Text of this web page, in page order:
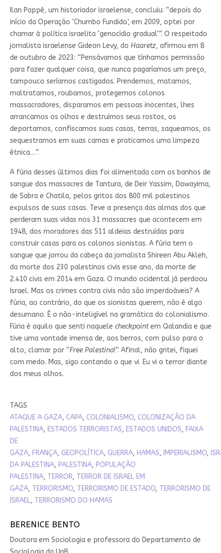
Ilan Pappé, um historiador israelense, concluiu: “depois do
início da Operação ‘Chumbo Fundido’, em 2009, optei por
chamar à política israelita ‘genocídio gradual’”. O respeitado
jornalista israelense Gideon Levy, do Haaretz, afirmou em 8
de outubro de 2023: “Pensávamos que tínhamos permissão
para fazer qualquer coisa, que nunca pagaríamos um preço,
tampouco seríamos castigados. Prendemos, matamos,
maltratamos, roubamos, protegemos colonos
massacradores, disparamos em pessoas inocentes, lhes
arrancamos os olhos e destruímos seus rostos, os
deportamos, confiscamos suas casas, terras, saqueamos, os
sequestramos em suas camas e praticamos uma limpeza
étnica…”.
A fúria desses últimos dias foi alimentada com os banhos de
sangue dos massacres de Tantura, de Deir Yassim, Dawayima,
de Sabra e Chatila, pelos gritos dos 800 mil palestinos
expulsos de suas casas. Teve a presença das almas dos que
perderam suas vidas nos 31 massacres que acontecem em
1948, dos moradores das 511 aldeias destruídas para
construir casas para os colonos sionistas. A fúria tem o
sangue que jorrou da cabeça da jornalista Shireen Abu Akleh,
da morte dos 230 palestinos civis esse ano, da morte de
2.410 civis em 2014 em Gaza. O mundo ocidental já perdoou
Israel. Mas os crimes contra civis não são imperdoáveis? A
fúria, ao contrário, do que os sionistas querem, não é algo
desumano. É o não-inteligível na gramática do colonialismo.
Fúria é aquilo que senti naquele checkpointem Qalandia e que
tive uma vontade imensa de, aos berros, com pulso para o
alto, clamar por “Free Palestina!”. Afinal, não gritei, fiquei
com medo. Mas, sigo contando o que vi. Eu vi o terror diante
dos meus olhos.
TAGS
ATAQUE A GAZA, CAPA, COLONIALISMO, COLONIZAÇÃO DA
PALESTINA, ESTADOS TERRORISTAS, ESTADOS UNIDOS, FAIXA
DE
GAZA, FRANÇA, GEOPOLÍTICA, GUERRA, HAMAS, IMPERIALISMO,
DA PALESTINA, PALESTINA, POPULAÇÃO
PALESTINA, TERROR, TERROR DE ISRAEL EM
GAZA, TERRORISMO, TERRORISMO DE ESTADO, TERRORISMO DE
ISRAEL, TERRORISMO DO HAMAS
BERENICE BENTO
Doutora em Sociologia e professora do Departamento de